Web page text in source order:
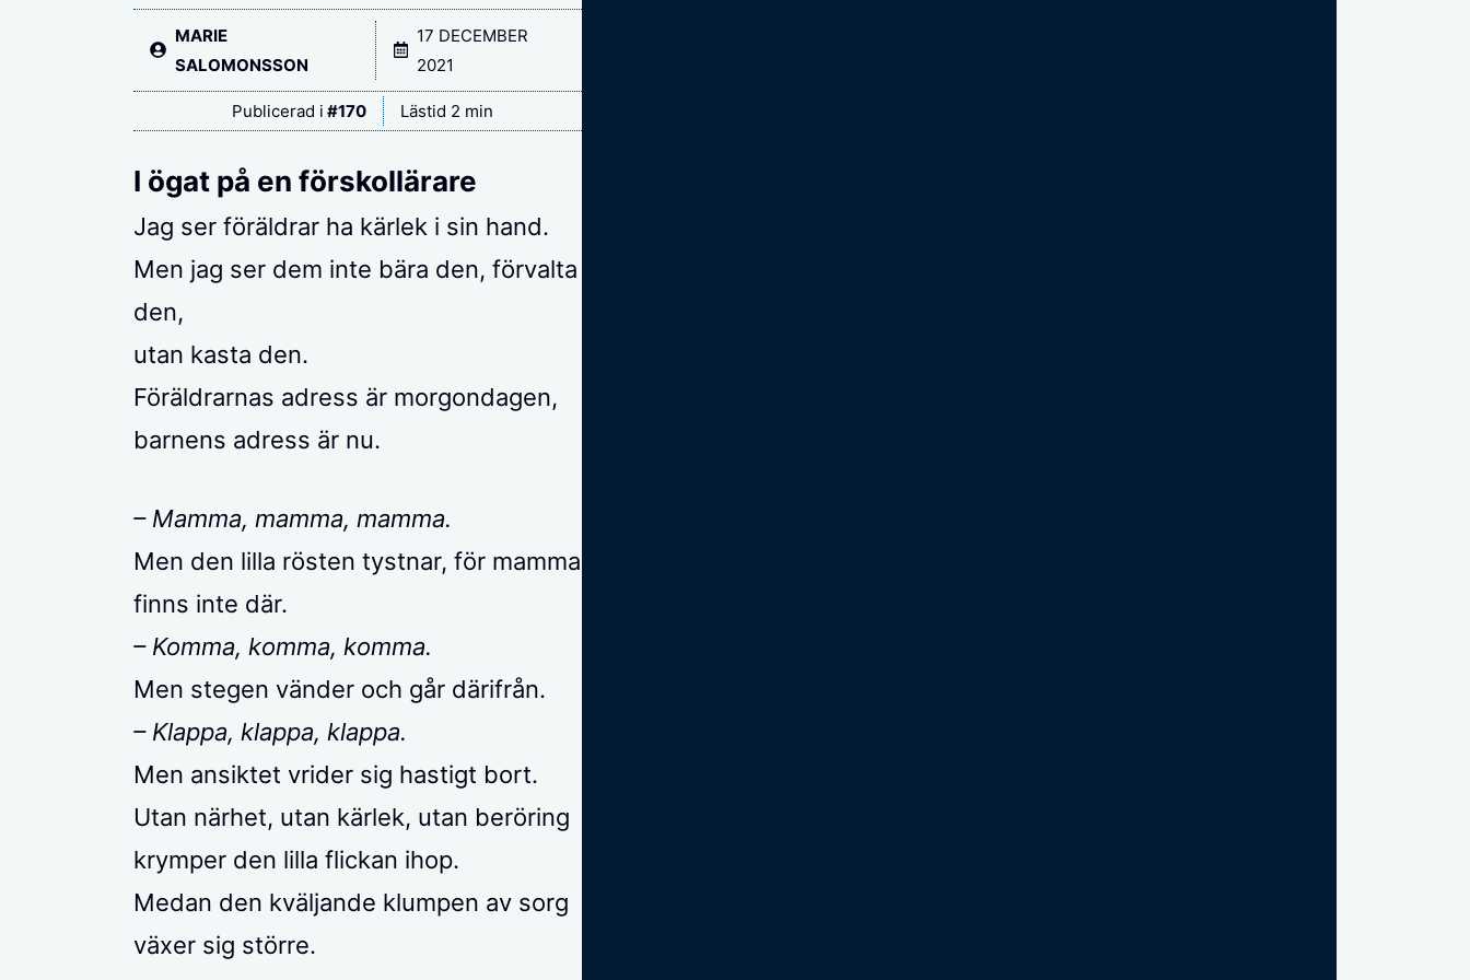
MARIE
SALOMONSSON
17 DECEMBER
2021
Publicerad i #170 Lästid 2 min
I ögat på en förskollärare
Jag ser föräldrar ha kärlek i sin hand.
Men jag ser dem inte bära den, förvalta
den,
utan kasta den.
Föräldrarnas adress är morgondagen,
barnens adress är nu.
– Mamma, mamma, mamma.
Men den lilla rösten tystnar, för mamma
finns inte där.
– Komma, komma, komma.
Men stegen vänder och går därifrån.
– Klappa, klappa, klappa.
Men ansiktet vrider sig hastigt bort.
Utan närhet, utan kärlek, utan beröring
krymper den lilla flickan ihop.
Medan den kväljande klumpen av sorg
växer sig större.